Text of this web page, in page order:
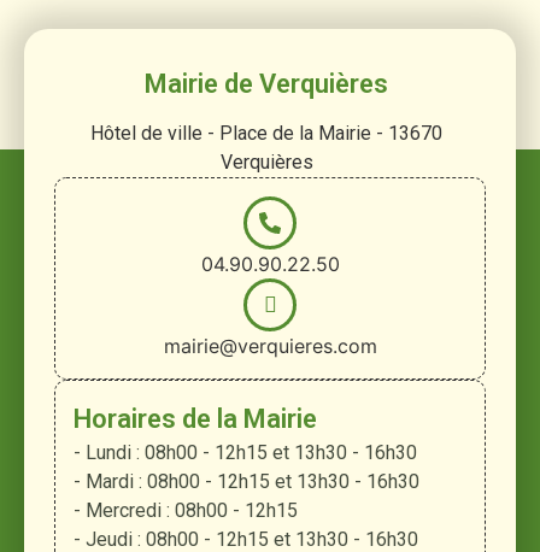
Mairie de Verquières
Hôtel de ville - Place de la Mairie - 13670
Verquières
04.90.90.22.50
mairie@verquieres.com
Horaires de la Mairie
- Lundi : 08h00 - 12h15 et 13h30 - 16h30
- Mardi : 08h00 - 12h15 et 13h30 - 16h30
- Mercredi : 08h00 - 12h15
- Jeudi : 08h00 - 12h15 et 13h30 - 16h30